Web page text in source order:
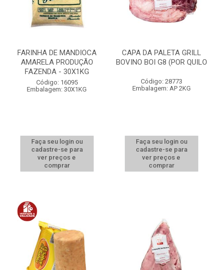
FARINHA DE MANDIOCA
AMARELA PRODUÇÃO
FAZENDA - 30X1KG
Código: 16095
Embalagem: 30X1KG
Faça seu login ou
cadastre-se para
ver preços e
comprar
CAPA DA PALETA GRILL
BOVINO BOI G8 (POR QUILO
Código: 28773
Embalagem: AP 2KG
Faça seu login ou
cadastre-se para
ver preços e
comprar